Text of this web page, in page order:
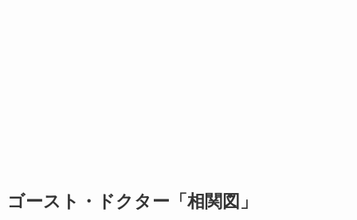
ゴースト・ドクター「相関図」